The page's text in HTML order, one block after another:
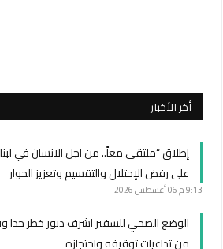
أخر الأخبار
إطلاق “ملتقى معاً.. من اجل الانسان في
على رفض الإحتلال والتقسيم وتعزيز الحوار
9:13 م 06 أغسطس 2026
الوضع الصحي للسفير اشرف دبور خطر جدا
من تداعيات توقيفه واحتجازه